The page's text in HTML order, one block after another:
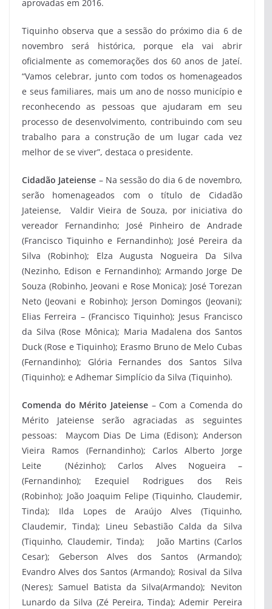
aprovadas em 2016.
Tiquinho observa que a sessão do próximo dia 6 de
novembro será histórica, porque ela vai abrir
oficialmente as comemorações dos 60 anos de Jateí.
“Vamos celebrar, junto com todos os homenageados
e seus familiares, mais um ano de nosso município e
reconhecendo as pessoas que ajudaram em seu
processo de desenvolvimento, contribuindo com seu
trabalho para a construção de um lugar cada vez
melhor de se viver”, destaca o presidente.
Cidadão Jateiense – Na sessão do dia 6 de novembro,
serão homenageados com o título de Cidadão
Jateiense, Valdir Vieira de Souza, por iniciativa do
vereador Fernandinho; José Pinheiro de Andrade
(Francisco Tiquinho e Fernandinho); José Pereira da
Silva (Robinho); Elza Augusta Nogueira Da Silva
(Nezinho, Edison e Fernandinho); Armando Jorge De
Souza (Robinho, Jeovani e Rose Monica); José Torezan
Neto (Jeovani e Robinho); Jerson Domingos (Jeovani);
Elias Ferreira – (Francisco Tiquinho); Jesus Francisco
da Silva (Rose Mônica); Maria Madalena dos Santos
Duck (Rose e Tiquinho); Erasmo Bruno de Melo Cubas
(Fernandinho); Glória Fernandes dos Santos Silva
(Tiquinho); e Adhemar Simplício da Silva (Tiquinho).
Comenda do Mérito Jateiense – Com a Comenda do
Mérito Jateiense serão agraciadas as seguintes
pessoas: Maycom Dias De Lima (Edison); Anderson
Vieira Ramos (Fernandinho); Carlos Alberto Jorge
Leite (Nézinho); Carlos Alves Nogueira –
(Fernandinho); Ezequiel Rodrigues dos Reis
(Robinho); João Joaquim Felipe (Tiquinho, Claudemir,
Tinda); Ilda Lopes de Araújo Alves (Tiquinho,
Claudemir, Tinda); Lineu Sebastião Calda da Silva
(Tiquinho, Claudemir, Tinda); João Martins (Carlos
Cesar); Geberson Alves dos Santos (Armando);
Evandro Alves dos Santos (Armando); Rosival da Silva
(Neres); Samuel Batista da Silva(Armando); Neviton
Lunardo da Silva (Zé Pereira, Tinda); Ademir Pereira